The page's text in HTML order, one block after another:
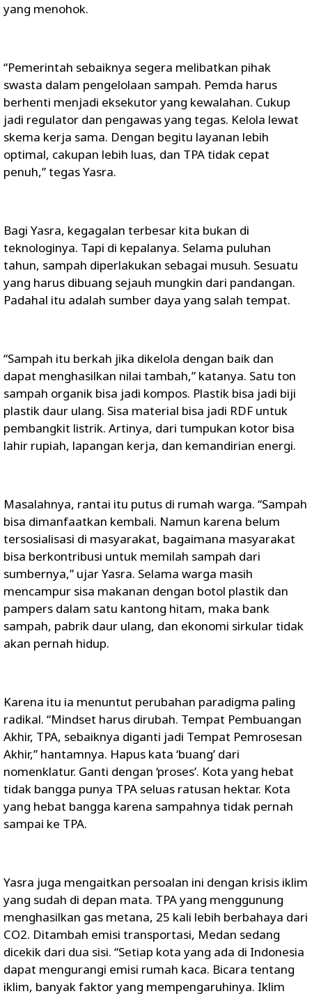
yang menohok.
“Pemerintah sebaiknya segera melibatkan pihak
swasta dalam pengelolaan sampah. Pemda harus
berhenti menjadi eksekutor yang kewalahan. Cukup
jadi regulator dan pengawas yang tegas. Kelola lewat
skema kerja sama. Dengan begitu layanan lebih
optimal, cakupan lebih luas, dan TPA tidak cepat
penuh,” tegas Yasra.
Bagi Yasra, kegagalan terbesar kita bukan di
teknologinya. Tapi di kepalanya. Selama puluhan
tahun, sampah diperlakukan sebagai musuh. Sesuatu
yang harus dibuang sejauh mungkin dari pandangan.
Padahal itu adalah sumber daya yang salah tempat.
“Sampah itu berkah jika dikelola dengan baik dan
dapat menghasilkan nilai tambah,” katanya. Satu ton
sampah organik bisa jadi kompos. Plastik bisa jadi biji
plastik daur ulang. Sisa material bisa jadi RDF untuk
pembangkit listrik. Artinya, dari tumpukan kotor bisa
lahir rupiah, lapangan kerja, dan kemandirian energi.
Masalahnya, rantai itu putus di rumah warga. “Sampah
bisa dimanfaatkan kembali. Namun karena belum
tersosialisasi di masyarakat, bagaimana masyarakat
bisa berkontribusi untuk memilah sampah dari
sumbernya,” ujar Yasra. Selama warga masih
mencampur sisa makanan dengan botol plastik dan
pampers dalam satu kantong hitam, maka bank
sampah, pabrik daur ulang, dan ekonomi sirkular tidak
akan pernah hidup.
Karena itu ia menuntut perubahan paradigma paling
radikal. “Mindset harus dirubah. Tempat Pembuangan
Akhir, TPA, sebaiknya diganti jadi Tempat Pemrosesan
Akhir,” hantamnya. Hapus kata ‘buang’ dari
nomenklatur. Ganti dengan ‘proses’. Kota yang hebat
tidak bangga punya TPA seluas ratusan hektar. Kota
yang hebat bangga karena sampahnya tidak pernah
sampai ke TPA.
Yasra juga mengaitkan persoalan ini dengan krisis iklim
yang sudah di depan mata. TPA yang menggunung
menghasilkan gas metana, 25 kali lebih berbahaya dari
CO2. Ditambah emisi transportasi, Medan sedang
dicekik dari dua sisi. “Setiap kota yang ada di Indonesia
dapat mengurangi emisi rumah kaca. Bicara tentang
iklim, banyak faktor yang mempengaruhinya. Iklim